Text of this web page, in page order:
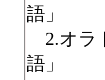
語」
2.オラ
語」